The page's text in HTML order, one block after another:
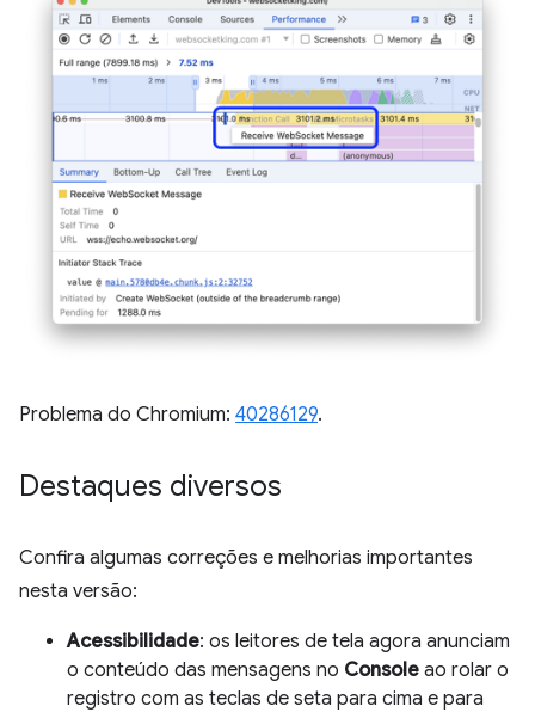
Problema do Chromium: 40286129.
Destaques diversos
Confira algumas correções e melhorias importantes
nesta versão:
Acessibilidade: os leitores de tela agora anunciam
o conteúdo das mensagens no Console ao rolar o
registro com as teclas de seta para cima e para